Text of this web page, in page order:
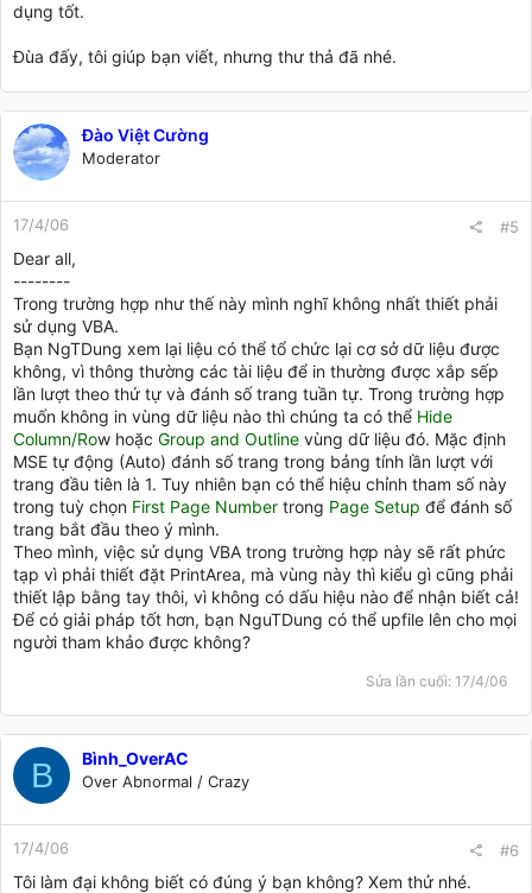
dụng tốt.
Đùa đấy, tôi giúp bạn viết, nhưng thư thả đã nhé.
Đào Việt Cường
Moderator
17/4/06 #5
Dear all,
--------
Trong trường hợp như thế này mình nghĩ không nhất thiết phải
sử dụng VBA.
Bạn NgTDung xem lại liệu có thể tổ chức lại cơ sở dữ liệu được
không, vì thông thường các tài liệu để in thường được xắp sếp
lần lượt theo thứ tự và đánh số trang tuần tự. Trong trường hợp
muốn không in vùng dữ liệu nào thì chúng ta có thể Hide
Column/Row hoặc Group and Outline vùng dữ liệu đó. Mặc định
MSE tự động (Auto) đánh số trang trong bảng tính lần lượt với
trang đầu tiên là 1. Tuy nhiên bạn có thể hiệu chỉnh tham số này
trong tuỳ chọn First Page Number trong Page Setup để đánh số
trang bắt đầu theo ý mình.
Theo mình, việc sử dụng VBA trong trường hợp này sẽ rất phức
tạp vì phải thiết đặt PrintArea, mà vùng này thì kiểu gì cũng phải
thiết lập bằng tay thôi, vì không có dấu hiệu nào để nhận biết cả!
Để có giải pháp tốt hơn, bạn NguTDung có thể upfile lên cho mọi
người tham khảo được không?
Sửa lần cuối: 17/4/06
B Bình_OverAC
Over Abnormal / Crazy
17/4/06 #6
Tôi làm đại không biết có đúng ý bạn không? Xem thử nhé.